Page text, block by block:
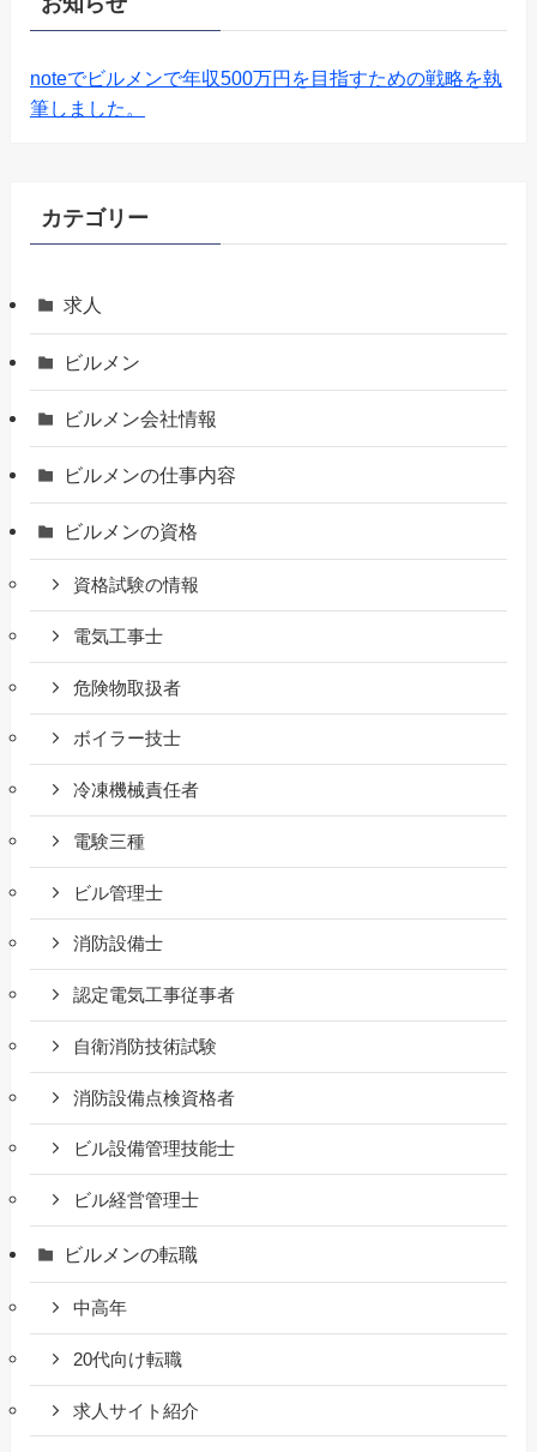
noteでビルメンで年収500万円を目指すための戦略を執
筆しました。
カテゴリー
求人
ビルメン
ビルメン会社情報
ビルメンの仕事内容
ビルメンの資格
資格試験の情報
電気工事士
危険物取扱者
ボイラー技士
冷凍機械責任者
電験三種
ビル管理士
消防設備士
認定電気工事従事者
自衛消防技術試験
消防設備点検資格者
ビル設備管理技能士
ビル経営管理士
ビルメンの転職
中高年
20代向け転職
求人サイト紹介